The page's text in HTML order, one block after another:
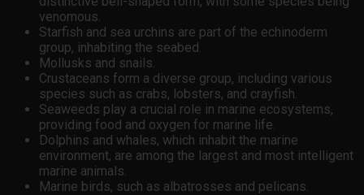
venomous.
Starfish and sea urchins are part of the echinoderm
group, inhabiting the seabed.
Mollusks and snails.
Crustaceans form a diverse group, including various
species such as crabs, lobsters, and crayfish.
Seaweeds play a crucial role in marine ecosystems,
providing food and oxygen for marine life.
Dolphins and whales, which inhabit the marine
environment, are among the largest and most intelligent
marine animals.
Marine birds, such as albatrosses and pelicans.